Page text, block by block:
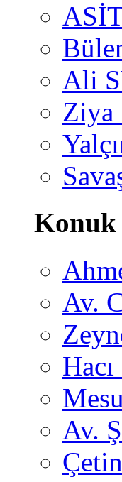
Ali
Ziya
Konuk
Av.
Av.